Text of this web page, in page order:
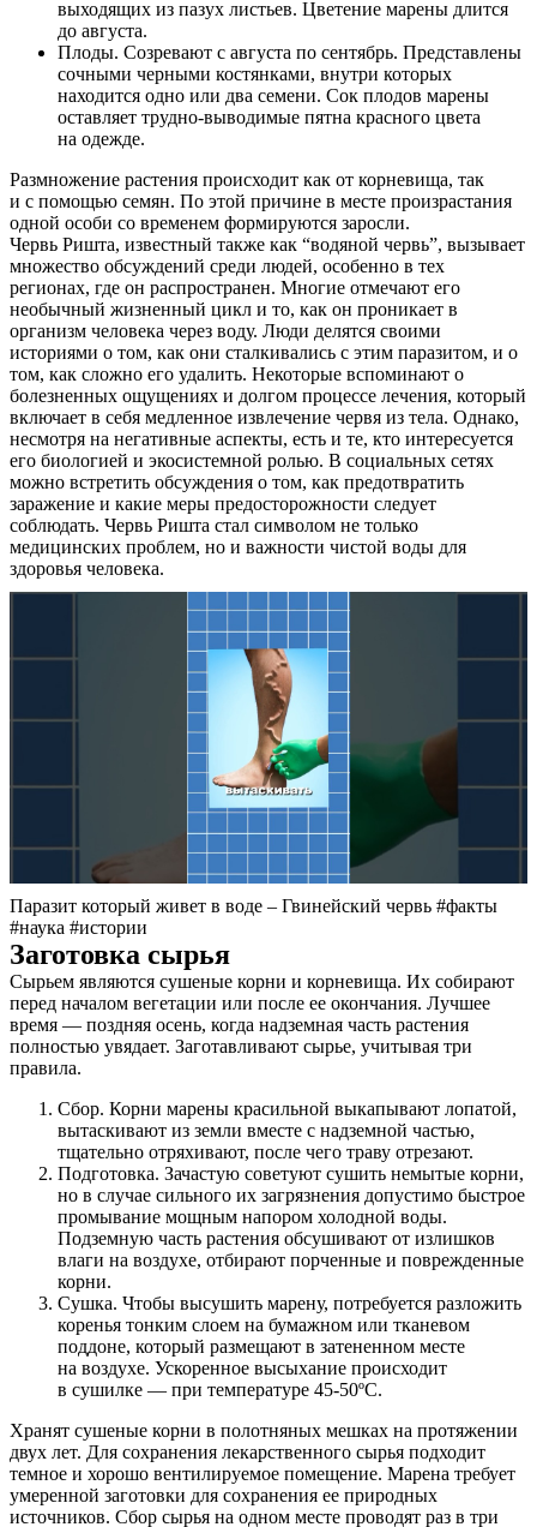
О нас
Услуги
Акции
Отзывы
Статьи
Контакты
выходящих из пазух листьев. Цветение марены длится
до августа.
Плоды. Созревают с августа по сентябрь. Представлены
сочными черными костянками, внутри которых
находится одно или два семени. Сок плодов марены
оставляет трудно-выводимые пятна красного цвета
на одежде.
Размножение растения происходит как от корневища, так
и с помощью семян. По этой причине в месте произрастания
одной особи со временем формируются заросли.
Червь Ришта, известный также как “водяной червь”, вызывает
множество обсуждений среди людей, особенно в тех
регионах, где он распространен. Многие отмечают его
необычный жизненный цикл и то, как он проникает в
организм человека через воду. Люди делятся своими
историями о том, как они сталкивались с этим паразитом, и о
том, как сложно его удалить. Некоторые вспоминают о
болезненных ощущениях и долгом процессе лечения, который
включает в себя медленное извлечение червя из тела. Однако,
несмотря на негативные аспекты, есть и те, кто интересуется
его биологией и экосистемной ролью. В социальных сетях
можно встретить обсуждения о том, как предотвратить
заражение и какие меры предосторожности следует
соблюдать. Червь Ришта стал символом не только
медицинских проблем, но и важности чистой воды для
здоровья человека.
Паразит который живет в воде – Гвинейский червь #факты
#наука #истории
Заготовка сырья
Сырьем являются сушеные корни и корневища. Их собирают
перед началом вегетации или после ее окончания. Лучшее
время — поздняя осень, когда надземная часть растения
полностью увядает. Заготавливают сырье, учитывая три
правила.
Сбор. Корни марены красильной выкапывают лопатой,
вытаскивают из земли вместе с надземной частью,
тщательно отряхивают, после чего траву отрезают.
Подготовка. Зачастую советуют сушить немытые корни,
но в случае сильного их загрязнения допустимо быстрое
промывание мощным напором холодной воды.
Подземную часть растения обсушивают от излишков
влаги на воздухе, отбирают порченные и поврежденные
корни.
Сушка. Чтобы высушить марену, потребуется разложить
коренья тонким слоем на бумажном или тканевом
поддоне, который размещают в затененном месте
на воздухе. Ускоренное высыхание происходит
в сушилке — при температуре 45-50ºС.
Хранят сушеные корни в полотняных мешках на протяжении
двух лет. Для сохранения лекарственного сырья подходит
темное и хорошо вентилируемое помещение. Марена требует
умеренной заготовки для сохранения ее природных
источников. Сбор сырья на одном месте проводят раз в три